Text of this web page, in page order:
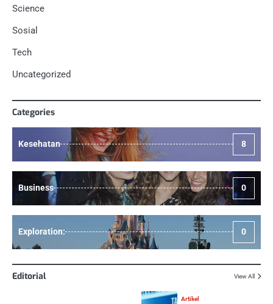
Science
Sosial
Tech
Uncategorized
Categories
Kesehatan 8
Business 0
Exploration: 0
Editorial View All
Artikel